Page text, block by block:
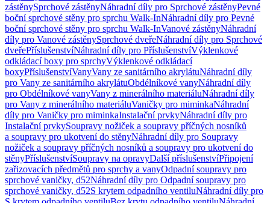
zástěnySprchové zástěnyNáhradní díly pro Sprchové zástěnyPevné
boční sprchové stěny pro sprchu Walk-InNáhradní díly pro Pevné
boční sprchové stěny pro sprchu Walk-InVanové zástěnyNáhradní
díly pro Vanové zástěnySprchové dveřeNáhradní díly pro Sprchové
dveřePříslušenstvíNáhradní díly pro PříslušenstvíVýklenkové
odkládací boxy pro sprchyVýklenkové odkládací
boxyPříslušenstvíVanyVany ze sanitárního akrylátuNáhradní díly
pro Vany ze sanitárního akrylátuObdélníkové vanyNáhradní díly
pro Obdélníkové vanyVany z minerálního materiáluNáhradní díly
pro Vany z minerálního materiáluVaničky pro miminkaNáhradní
díly pro Vaničky pro miminkaInstalační prvkyNáhradní díly pro
Instalační prvkySoupravy nožiček a soupravy příčných nosníků
a soupravy pro ukotvení do stěnyNáhradní díly pro Soupravy
nožiček a soupravy příčných nosníků a soupravy pro ukotvení do
stěnyPříslušenstvíSoupravy na opravyDalší příslušenstvíPřipojení
zařizovacích předmětů pro sprchy a vanyOdpadní soupravy pro
sprchové vaničky, d52Náhradní díly pro Odpadní soupravy pro
sprchové vaničky, d52S krytem odpadního ventiluNáhradní díly pro